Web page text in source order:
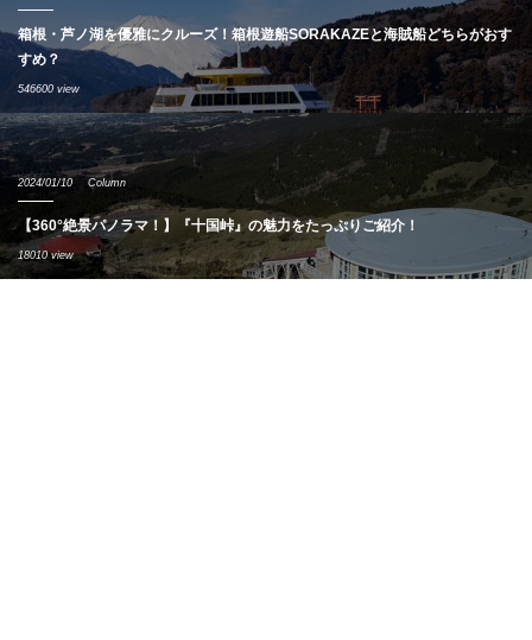
箱根・芦ノ湖を優雅にクルーズ！箱根遊船SORAKAZEと海賊船どちらがおす
すめ？
546600 view
2024/01/10 Column
【360°絶景パノラマ！】『十国峠』の魅力をたっぷりご紹介！
18010 view